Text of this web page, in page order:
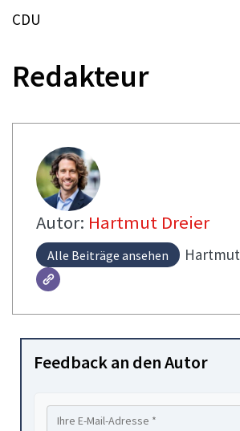
CDU
Redakteur
Autor: Hartmut Dreier
Alle Beiträge ansehen Hartmut
Feedback an den Autor